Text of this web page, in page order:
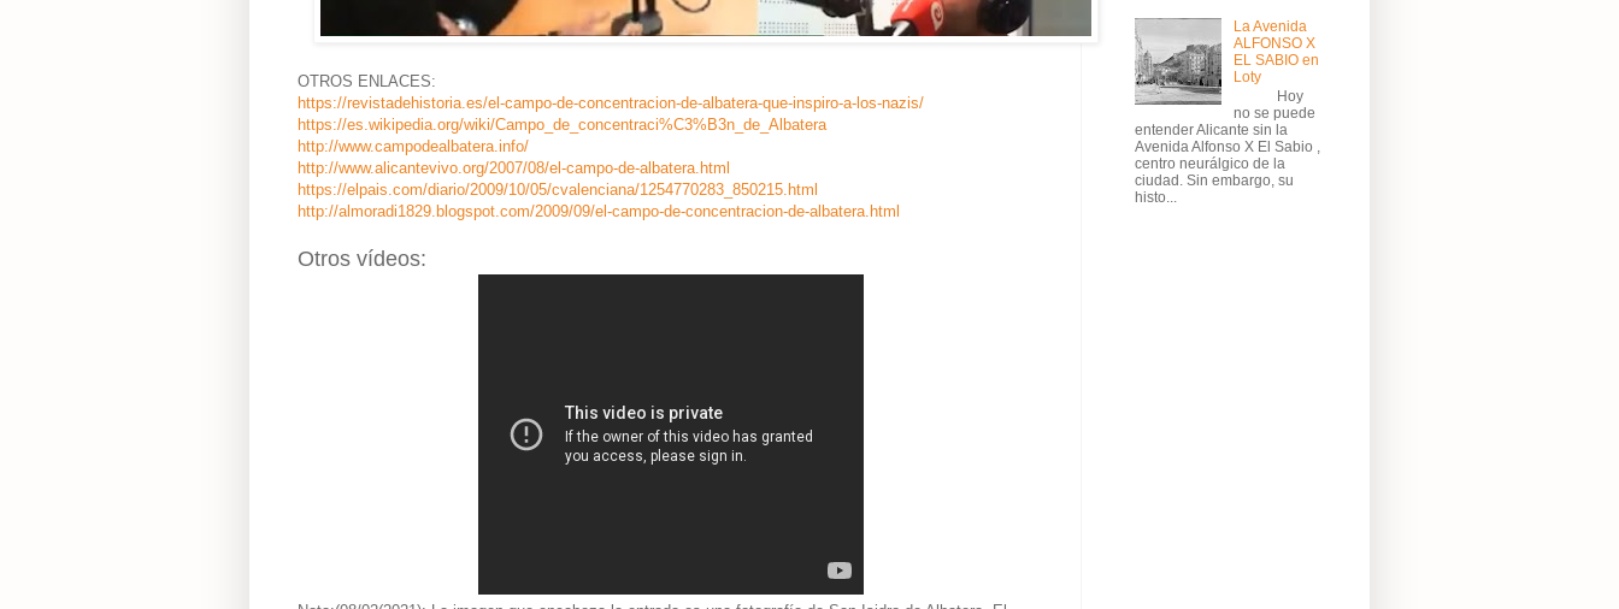
OTROS ENLACES:
https://revistadehistoria.es/el-campo-de-concentracion-de-albatera-que-inspiro-a-los-nazis/
https://es.wikipedia.org/wiki/Campo_de_concentraci%C3%B3n_de_Albatera
http://www.campodealbatera.info/
http://www.alicantevivo.org/2007/08/el-campo-de-albatera.html
https://elpais.com/diario/2009/10/05/cvalenciana/1254770283_850215.html
http://almoradi1829.blogspot.com/2009/09/el-campo-de-concentracion-de-albatera.html
Otros vídeos:
La Avenida
ALFONSO X
EL SABIO en
Loty
Hoy
no se puede
entender Alicante sin la
Avenida Alfonso X El Sabio ,
centro neurálgico de la
ciudad. Sin embargo, su
histo...